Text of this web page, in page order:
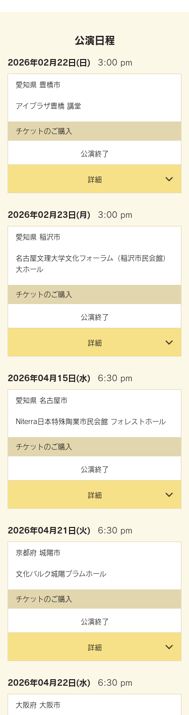
公演日程
2026年02月22日(日) 3:00 pm
愛知県 豊橋市
アイプラザ豊橋 講堂
チケットのご購入
公演終了
詳細
2026年02月23日(月) 3:00 pm
愛知県 稲沢市
名古屋文理大学文化フォーラム（稲沢市民会館）
大ホール
チケットのご購入
公演終了
詳細
2026年04月15日(水) 6:30 pm
愛知県 名古屋市
Niterra日本特殊陶業市民会館 フォレストホール
チケットのご購入
公演終了
詳細
2026年04月21日(火) 6:30 pm
京都府 城陽市
文化パルク城陽プラムホール
チケットのご購入
公演終了
詳細
2026年04月22日(水) 6:30 pm
大阪府 大阪市